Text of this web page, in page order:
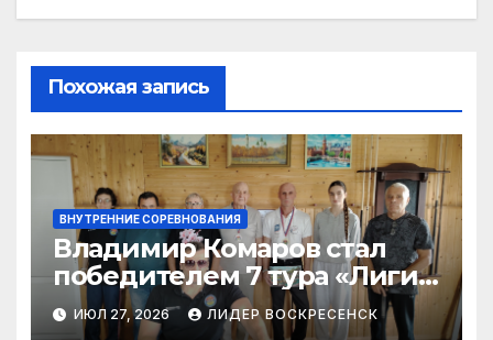
Похожая запись
ВНУТРЕННИЕ СОРЕВНОВАНИЯ
Владимир Комаров стал
победителем 7 тура «Лиги
бильярда»-2026
ИЮЛ 27, 2026 ЛИДЕР ВОСКРЕСЕНСК